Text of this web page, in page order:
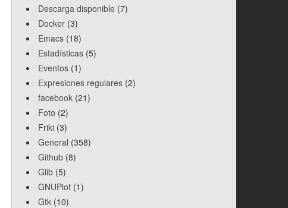
Descarga disponible (7)
Docker (3)
Emacs (18)
Estadísticas (5)
Eventos (1)
Expresiones regulares (2)
facebook (21)
Foto (2)
Friki (3)
General (358)
Github (8)
Glib (5)
GNUPlot (1)
Gtk (10)